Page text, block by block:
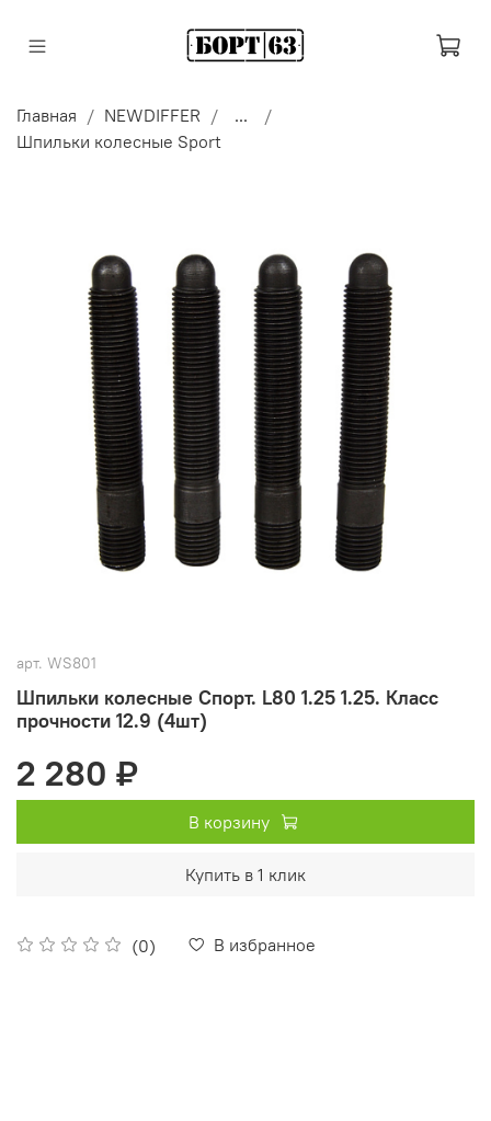
Главная NEWDIFFER
...
Шпильки колесные Sport
арт. WS801
Шпильки колесные Спорт. L80 1.25 1.25. Класс
прочности 12.9 (4шт)
(0) В избранное
2 280 ₽
В корзину
Купить в 1 клик